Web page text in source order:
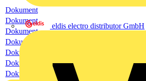
eldis electro distributor GmbH
Dokument
Dokument
Dokument
Dokument
Dokument
Dokument
Dokument